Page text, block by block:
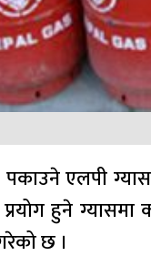
एलपी
हुने ग्यासमा
छ ।